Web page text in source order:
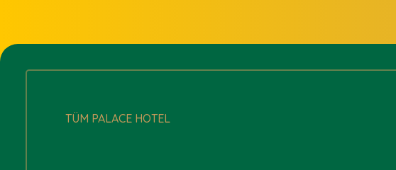
TÜM PALACE HOTEL